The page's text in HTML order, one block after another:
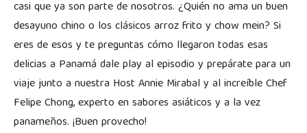
casi que ya son parte de nosotros. ¿Quién no ama un buen
desayuno chino o los clásicos arroz frito y chow mein? Si
eres de esos y te preguntas cómo llegaron todas esas
delicias a Panamá dale play al episodio y prepárate para un
viaje junto a nuestra Host Annie Mirabal y al increíble Chef
Felipe Chong, experto en sabores asiáticos y a la vez
panameños. ¡Buen provecho!